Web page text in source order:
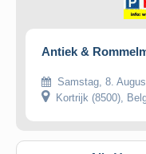
Antiek &
Samstag, 8.
Kortrijk (8500),